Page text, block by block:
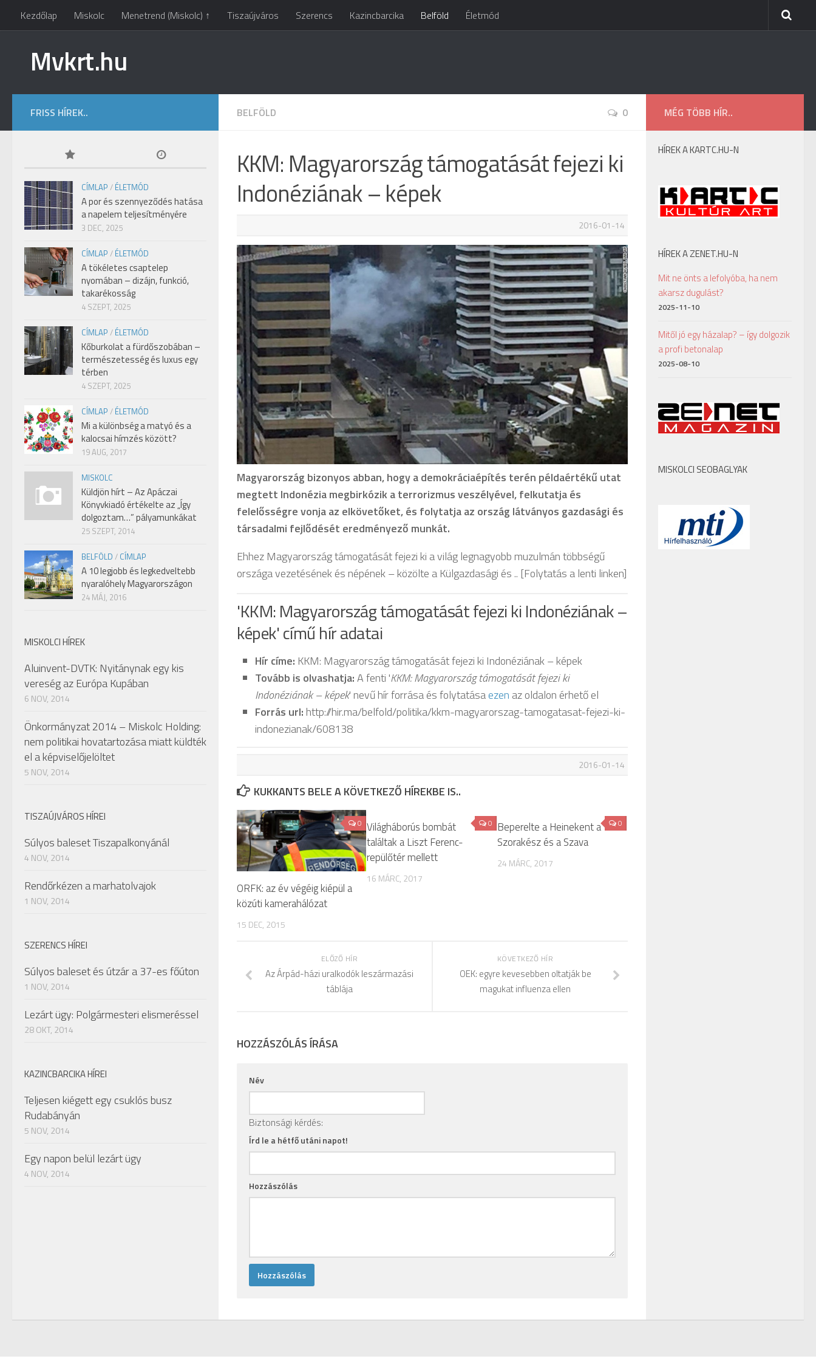
Kezdőlap Miskolc Menetrend (Miskolc) ↑ Tiszaújváros Szerencs Kazincbarcika Belföld Életmód
Mvkrt.hu
BELFÖLD 0
KKM: Magyarország támogatását fejezi ki
Indonéziának – képek
2016-01-14
Magyarország bizonyos abban, hogy a demokráciaépítés terén példaértékű utat
megtett Indonézia megbirkózik a terrorizmus veszélyével, felkutatja és
felelősségre vonja az elkövetőket, és folytatja az ország látványos gazdasági és
társadalmi fejlődését eredményező munkát.
Ehhez Magyarország támogatását fejezi ki a világ legnagyobb muzulmán többségű
országa vezetésének és népének – közölte a Külgazdasági és .. [Folytatás a lenti linken]
'KKM: Magyarország támogatását fejezi ki Indonéziának –
képek' című hír adatai
Hír címe: KKM: Magyarország támogatását fejezi ki Indonéziának – képek
Tovább is olvashatja:A fenti 'KKM: Magyarország támogatását fejezi ki
Indonéziának – képek' nevű hír forrása és folytatásaezen az oldalon érhető el
Forrás url: http://hir.ma/belfold/politika/kkm-magyarorszag-tamogatasat-fejezi-ki-
indonezianak/608138
2016-01-14
KUKKANTS BELE A KÖVETKEZŐ HÍREKBE IS..
0
ORFK: az év végéig kiépül a
közúti kamerahálózat
15 DEC, 2015
0
Világháborús bombát
találtak a Liszt Ferenc-
repülőtér mellett
16 MÁRC, 2017
0
Beperelte a Heinekent a
Szorakész és a Szava
24 MÁRC, 2017
KÖVETKEZŐ HÍR
OEK: egyre kevesebben oltatják be
magukat influenza ellen
ELŐZŐ HÍR
Az Árpád-házi uralkodók leszármazási
táblája
HOZZÁSZÓLÁS ÍRÁSA
Név
Biztonsági kérdés:
Írd le a hétfő utáni napot!
Hozzászólás
FRISS HÍREK..
CÍMLAP / ÉLETMÓD
A por és szennyeződés hatása
a napelem teljesítményére
3 DEC, 2025
CÍMLAP / ÉLETMÓD
A tökéletes csaptelep
nyomában – dizájn, funkció,
takarékosság
4 SZEPT, 2025
CÍMLAP / ÉLETMÓD
Kőburkolat a fürdőszobában –
természetesség és luxus egy
térben
4 SZEPT, 2025
CÍMLAP / ÉLETMÓD
Mi a különbség a matyó és a
kalocsai hímzés között?
19 AUG, 2017
MISKOLC
Küldjön hírt – Az Apáczai
Könyvkiadó értékelte az „Így
dolgoztam…” pályamunkákat
25 SZEPT, 2014
BELFÖLD / CÍMLAP
A 10 legjobb és legkedveltebb
nyaralóhely Magyarországon
24 MÁJ, 2016
MISKOLCI HÍREK
Aluinvent-DVTK: Nyitánynak egy kis
vereség az Európa Kupában
6 NOV, 2014
Önkormányzat 2014 – Miskolc Holding:
nem politikai hovatartozása miatt küldték
el a képviselőjelöltet
5 NOV, 2014
TISZAÚJVÁROS HÍREI
Súlyos baleset Tiszapalkonyánál
4 NOV, 2014
Rendőrkézen a marhatolvajok
1 NOV, 2014
SZERENCS HÍREI
Súlyos baleset és útzár a 37-es főúton
1 NOV, 2014
Lezárt ügy: Polgármesteri elismeréssel
28 OKT, 2014
KAZINCBARCIKA HÍREI
Teljesen kiégett egy csuklós busz
Rudabányán
5 NOV, 2014
Egy napon belül lezárt ügy
4 NOV, 2014
MÉG TÖBB HÍR..
HÍREK A KARTC.HU-N
HÍREK A ZENET.HU-N
Mit ne önts a lefolyóba, ha nem
akarsz dugulást?
2025-11-10
Mitől jó egy házalap? – így dolgozik
a profi betonalap
2025-08-10
MISKOLCI SEOBAGLYAK